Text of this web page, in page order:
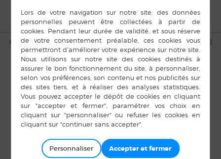
© Copyright Bais 2015 |Mentions légales| Plan du site| Cookies
|
Accès privé
Personnaliser